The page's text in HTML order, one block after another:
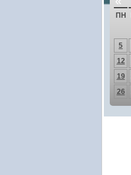
ПН
5
12
19
26